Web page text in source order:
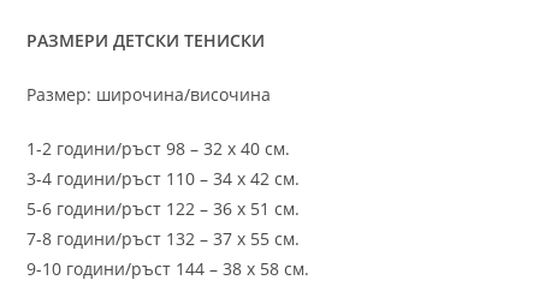
РАЗМЕРИ ДЕТСКИ ТЕНИСКИ
Размер: широчина/височина
1-2 години/ръст 98 – 32 х 40 см.
3-4 години/ръст 110 – 34 х 42 см.
5-6 години/ръст 122 – 36 х 51 см.
7-8 години/ръст 132 – 37 х 55 см.
9-10 години/ръст 144 – 38 х 58 см.